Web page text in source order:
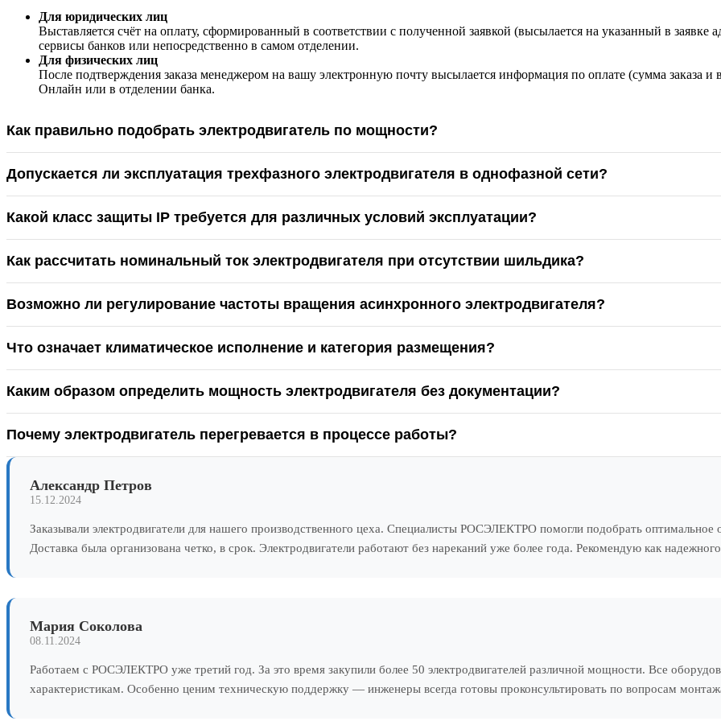
Для юридических лиц
Выставляется счёт на оплату, сформированный в соответствии с полученной заявкой (высылается на указанный в
сервисы банков или непосредственно в самом отделении.
Для физических лиц
После подтверждения заказа менеджером на вашу электронную почту высылается информация по оплате (сумма заказа
Онлайн или в отделении банка.
Как правильно подобрать электродвигатель по мощности?
Допускается ли эксплуатация трехфазного электродвигателя в однофазной сети?
Какой класс защиты IP требуется для различных условий эксплуатации?
Как рассчитать номинальный ток электродвигателя при отсутствии шильдика?
Возможно ли регулирование частоты вращения асинхронного электродвигателя?
Что означает климатическое исполнение и категория размещения?
Каким образом определить мощность электродвигателя без документации?
Почему электродвигатель перегревается в процессе работы?
Александр Петров
15.12.2024
Заказывали электродвигатели для нашего производственного цеха. Специалисты РОСЭЛЕКТРО помогли подобрать оптимальное
Доставка была организована четко, в срок. Электродвигатели работают без нареканий уже более года. Рекомендую как
Мария Соколова
08.11.2024
Работаем с РОСЭЛЕКТРО уже третий год. За это время закупили более 50 электродвигателей различной мощности. Все
характеристикам. Особенно ценим техническую поддержку — инженеры всегда готовы проконсультировать по вопросам